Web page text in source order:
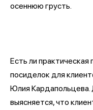
осеннюю грусть.
Есть ли
посиделок для
Юлия Кардапольцева.
выясняется, что